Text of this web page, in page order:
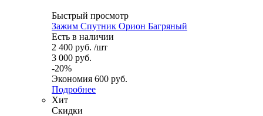
Быстрый просмотр
Зажим Спутник Орион Багряный
Есть в наличии
2 400 руб. /шт
3 000 руб.
-20%
Экономия 600 руб.
Подробнее
Хит
Скидки